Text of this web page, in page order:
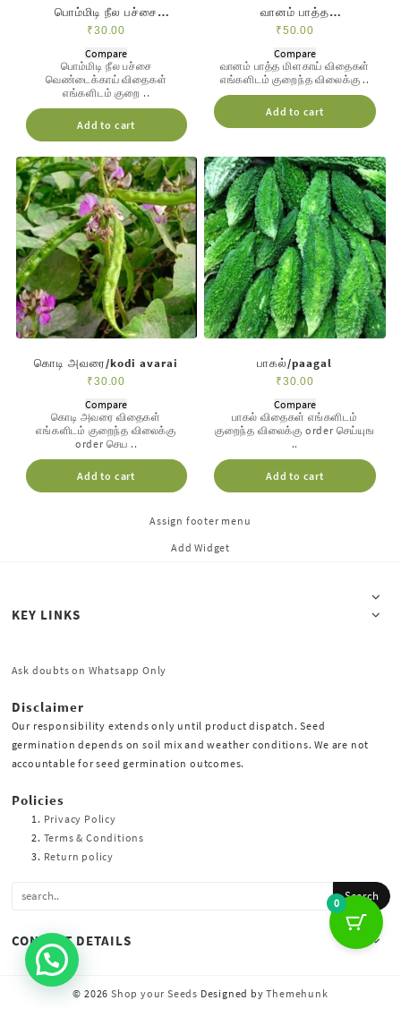
பொம்மிடி நீல பச்சை
வெண்டை/long vendai
₹30.00
பொம்மிடி நீல பச்சை
வெண்டைக்காய் விதைகள்
எங்களிடம் குறை ..
Add to cart
Compare
வானம் பாத்த
மிளகாய்/kaanthari milaga
₹50.00
வானம் பாத்த மிளகாய் விதைகள்
எங்களிடம் குறைந்த விலைக்கு ..
Add to cart
Compare
கொடி அவரை/kodi avarai
₹30.00
கொடி அவரை விதைகள்
எங்களிடம் குறைந்த விலைக்கு
order செய ..
Add to cart
Compare
பாகல்/paagal
₹30.00
பாகல் விதைகள் எங்களிடம்
குறைந்த விலைக்கு order செய்யுங
..
Add to cart
Compare
Assign footer menu
Add Widget
KEY LINKS
Ask doubts on Whatsapp Only
Disclaimer
Our responsibility extends only until product dispatch. Seed
germination depends on soil mix and weather conditions. We are not
accountable for seed germination outcomes.
Policies
Privacy Policy
Terms & Conditions
Return policy
CONTACT DETAILS
© 2026 Shop your Seeds Designed by Themehunk
0